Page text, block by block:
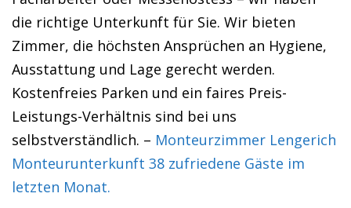
die richtige Unterkunft für Sie. Wir bieten
Zimmer, die höchsten Ansprüchen an Hygiene,
Ausstattung und Lage gerecht werden.
Kostenfreies Parken und ein faires Preis-
Leistungs-Verhältnis sind bei uns
selbstverständlich. – Monteurzimmer Lengerich
Monteurunterkunft 38 zufriedene Gäste im
letzten Monat.